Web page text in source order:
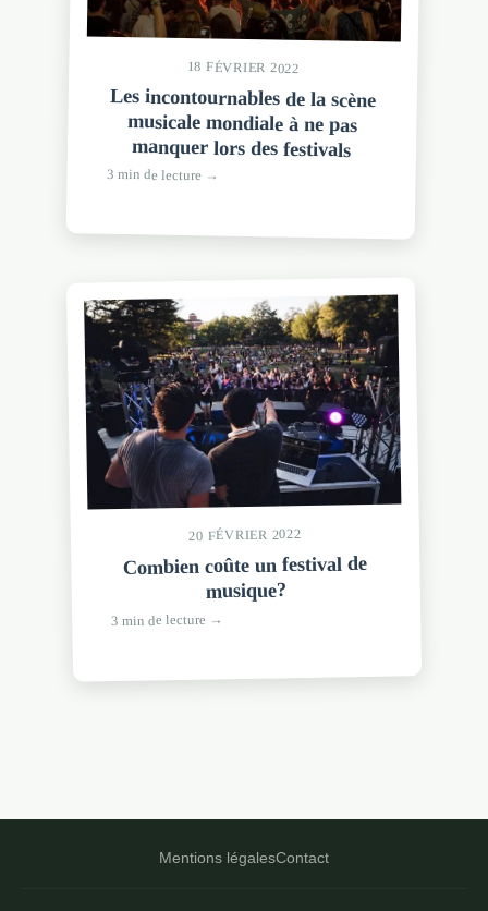
18 FÉVRIER 2022
Les incontournables de la scène
musicale mondiale à ne pas
manquer lors des festivals
3 min de lecture →
20 FÉVRIER 2022
Combien coûte un festival de
musique?
3 min de lecture →
Mentions légalesContact